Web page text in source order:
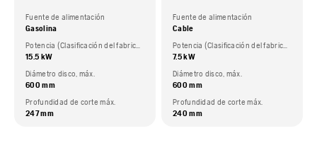
Fuente de alimentación
Gasolina
15.5 kW
Diámetro disco, máx.
600 mm
Profundidad de corte máx.
247 mm
Fuente de alimentación
Cable
7.5 kW
Diámetro disco, máx.
600 mm
Profundidad de corte máx.
240 mm